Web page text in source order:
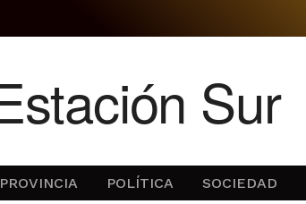
PROVINCIA POLÍTICA SOCIEDAD